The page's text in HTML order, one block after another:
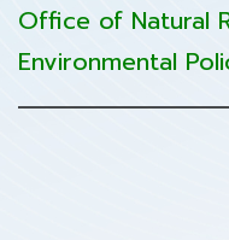
Office of Natural
Environmental